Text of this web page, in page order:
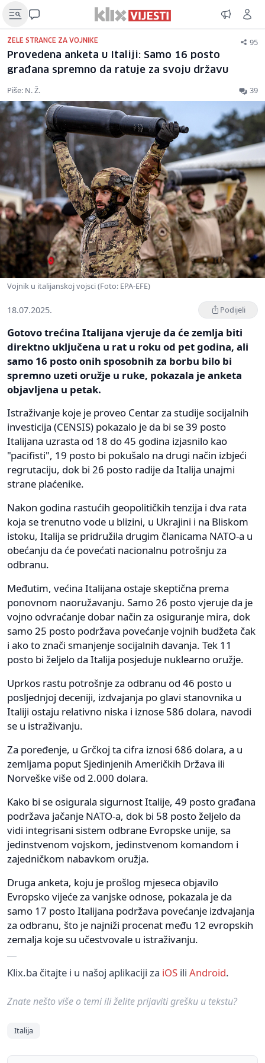
ŽELE STRANCE ZA VOJNIKE 95
Provedena anketa u Italiji: Samo 16 posto
građana spremno da ratuje za svoju državu
Piše: N. Ž. 39
Vojnik u italijanskoj vojsci (Foto: EPA-EFE)
18.07.2025. Podijeli
Gotovo trećina Italijana vjeruje da će zemlja biti
direktno uključena u rat u roku od pet godina, ali
samo 16 posto onih sposobnih za borbu bilo bi
spremno uzeti oružje u ruke, pokazala je anketa
objavljena u petak.
Istraživanje koje je proveo Centar za studije socijalnih
investicija (CENSIS) pokazalo je da bi se 39 posto
Italijana uzrasta od 18 do 45 godina izjasnilo kao
"pacifisti", 19 posto bi pokušalo na drugi način izbjeći
regrutaciju, dok bi 26 posto radije da Italija unajmi
strane plaćenike.
Nakon godina rastućih geopolitičkih tenzija i dva rata
koja se trenutno vode u blizini, u Ukrajini i na Bliskom
istoku, Italija se pridružila drugim članicama NATO-a u
obećanju da će povećati nacionalnu potrošnju za
odbranu.
Međutim, većina Italijana ostaje skeptična prema
ponovnom naoružavanju. Samo 26 posto vjeruje da je
vojno odvraćanje dobar način za osiguranje mira, dok
samo 25 posto podržava povećanje vojnih budžeta čak
i ako to znači smanjenje socijalnih davanja. Tek 11
posto bi željelo da Italija posjeduje nuklearno oružje.
Uprkos rastu potrošnje za odbranu od 46 posto u
posljednjoj deceniji, izdvajanja po glavi stanovnika u
Italiji ostaju relativno niska i iznose 586 dolara, navodi
se u istraživanju.
Za poređenje, u Grčkoj ta cifra iznosi 686 dolara, a u
zemljama poput Sjedinjenih Američkih Država ili
Norveške više od 2.000 dolara.
Kako bi se osigurala sigurnost Italije, 49 posto građana
podržava jačanje NATO-a, dok bi 58 posto željelo da
vidi integrisani sistem odbrane Evropske unije, sa
jedinstvenom vojskom, jedinstvenom komandom i
zajedničkom nabavkom oružja.
Druga anketa, koju je prošlog mjeseca objavilo
Evropsko vijeće za vanjske odnose, pokazala je da
samo 17 posto Italijana podržava povećanje izdvajanja
za odbranu, što je najniži procenat među 12 evropskih
zemalja koje su učestvovale u istraživanju.
Klix.ba čitajte i u našoj aplikaciji za iOS ili Android.
Znate nešto više o temi ili želite prijaviti grešku u tekstu?
Italija